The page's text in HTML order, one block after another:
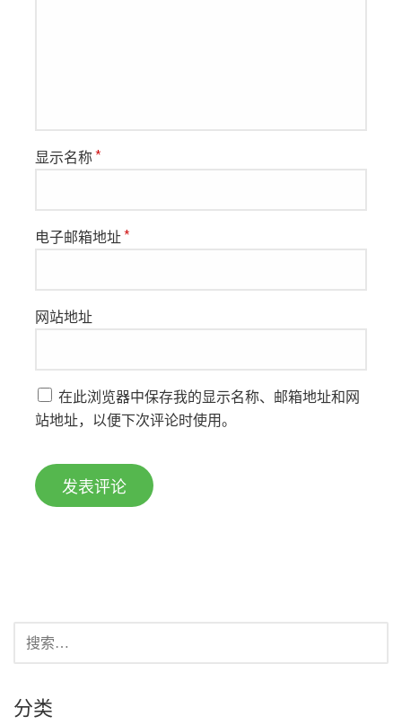
显示名称*
电子邮箱地址*
网站地址
在此浏览器中保存我的显示名称、邮箱地址和网
站地址，以便下次评论时使用。
索：
分类